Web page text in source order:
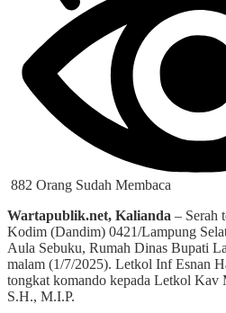
882 Orang Sudah Membaca
Wartapublik.net, Kalianda – Serah
Kodim (Dandim) 0421/Lampung
Aula Sebuku, Rumah Dinas Bupati
malam (1/7/2025). Letkol Inf Esnan
tongkat komando kepada Letkol
S.H., M.I.P.